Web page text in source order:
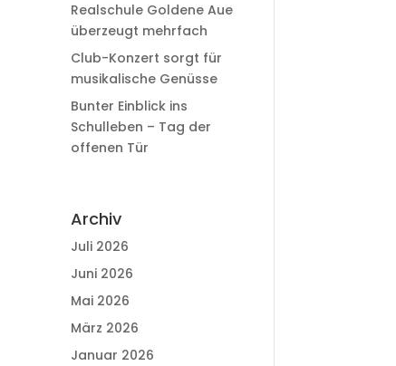
Realschule Goldene Aue
überzeugt mehrfach
Club-Konzert sorgt für
musikalische Genüsse
Bunter Einblick ins
Schulleben – Tag der
offenen Tür
Archiv
Juli 2026
Juni 2026
Mai 2026
März 2026
Januar 2026